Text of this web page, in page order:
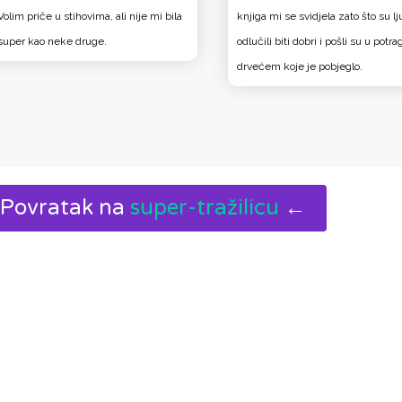
priče u stihovima, ali nije mi bila
kao neke druge.
knjiga mi se svidjela zato što su
odlučili biti dobri i pošli su u
drvećem koje je pobjeglo.
na super-tražilicu ←